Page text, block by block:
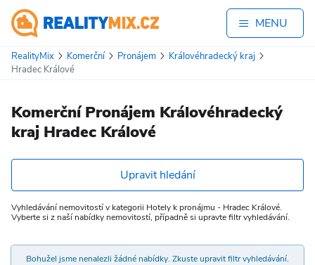
MENU
RealityMix Komerční Pronájem
Královéhradecký kraj
Hradec Králové
Komerční Pronájem Královéhradecký
kraj Hradec Králové
Upravit hledání
Vyhledávání nemovitostí v kategorii Hotely k pronájmu - Hradec Králové.
Vyberte si z naší nabídky nemovitostí, případně si upravte filtr vyhledávání.
Bohužel jsme nenalezli žádné nabídky. Zkuste upravit filtr vyhledávání.